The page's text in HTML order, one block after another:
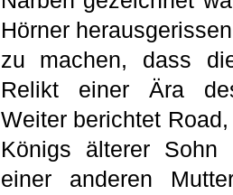
Hörner
zu machen, dass
Relikt einer Ära
Weiter berichtet
Königs älterer
einer anderen